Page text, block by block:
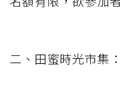
二、田蜜時光市集：